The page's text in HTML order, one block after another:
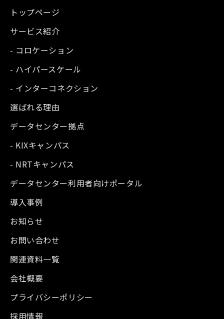
トップページ
サービス紹介
- コロケーション
- ハイパースケール
- インターコネクション
選ばれる理由
データセンター拠点
- KIXキャンパス
- NRTキャンパス
データセンター利用者向けポータル
導入事例
お知らせ
お問い合わせ
関連資料一覧
会社概要
プライバシーポリシー
採用情報